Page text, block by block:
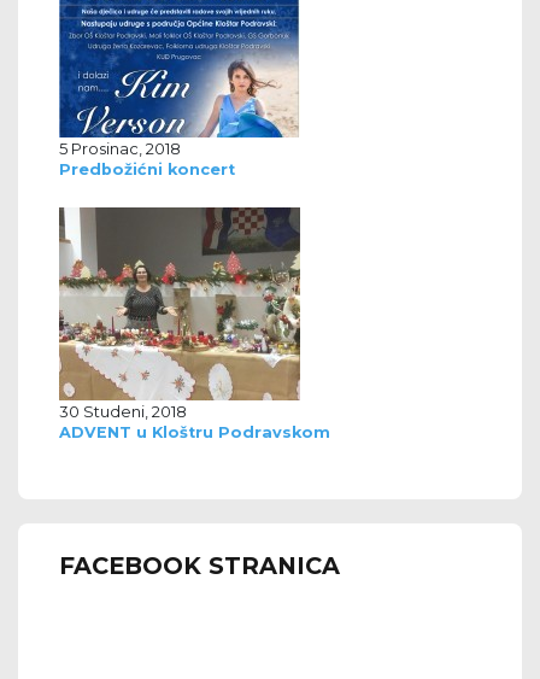
5 Prosinac, 2018
Predbožićni koncert
30 Studeni, 2018
ADVENT u Kloštru Podravskom
FACEBOOK STRANICA